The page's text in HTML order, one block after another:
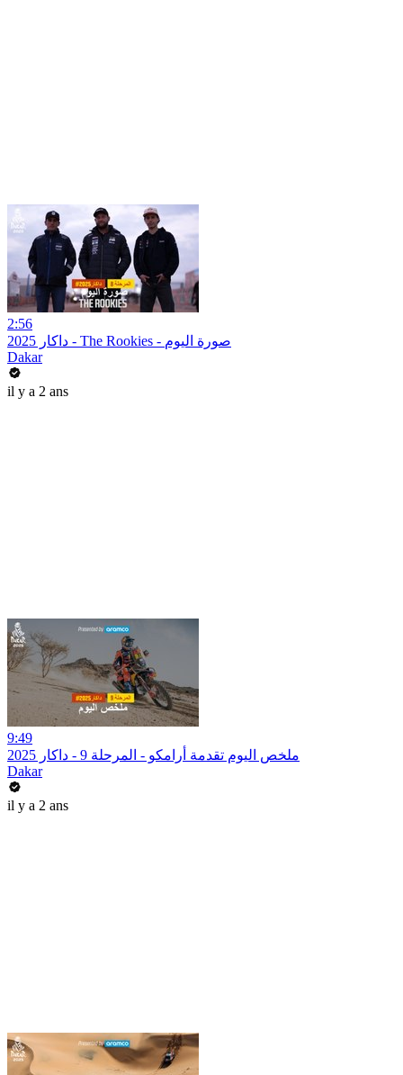
2:56
داكار 2025 - The Rookies - صورة اليوم
Dakar
il y a 2 ans
9:49
ملخص اليوم تقدمة أرامكو - المرحلة 9 - داكار 2025
Dakar
il y a 2 ans